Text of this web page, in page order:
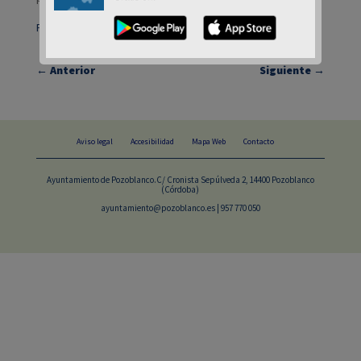
Pulse aquí para acceder
← Anterior Siguiente →
Aviso legal Accesibilidad Mapa Web Contacto
Ayuntamiento de Pozoblanco.C/ Cronista Sepúlveda 2, 14400 Pozoblanco
(Córdoba)
ayuntamiento@pozoblanco.es | 957 770 050